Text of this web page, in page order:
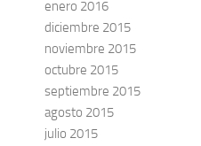
enero 2016
diciembre 2015
noviembre 2015
octubre 2015
septiembre 2015
agosto 2015
julio 2015